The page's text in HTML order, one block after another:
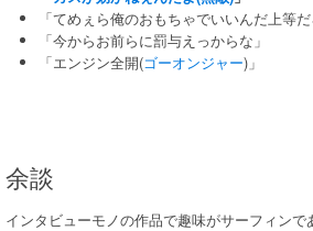
「てめぇら俺のおもちゃでいいんだ上等だ
「今からお前らに罰与えっからな」
「エンジン全開(ゴーオンジャー)」
余談
インタビューモノの作品で趣味がサーフィンで